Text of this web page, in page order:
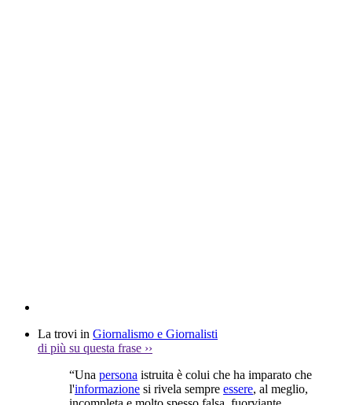
La trovi in Giornalismo e Giornalisti
di più su questa frase ››
“Una persona istruita è colui che ha imparato che
l'informazione si rivela sempre essere, al meglio,